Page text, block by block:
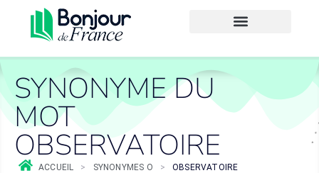
SYNONYME DU
MOT
OBSERVATOIRE
ACCUEIL > SYNONYMES O > OBSERVATOIRE